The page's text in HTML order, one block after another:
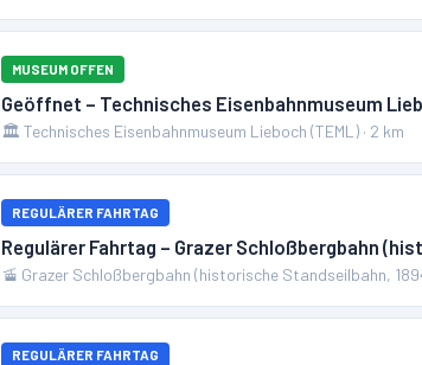
MUSEUM OFFEN
Geöffnet – Technisches Eisenbahnmuseum
🏛️ Technisches Eisenbahnmuseum Lieboch (TEML) · 2 km
REGULÄRER FAHRTAG
Regulärer Fahrtag – Grazer Schloßbergbahn
🚡 Grazer Schloßbergbahn (historische Standseilbahn,
REGULÄRER FAHRTAG